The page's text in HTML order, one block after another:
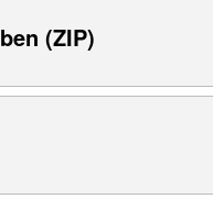
(ZIP)